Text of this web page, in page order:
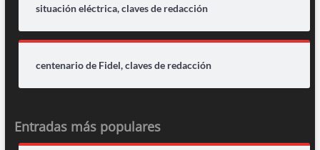
situación eléctrica, claves de redacción
centenario de Fidel, claves de redacción
Entradas más populares